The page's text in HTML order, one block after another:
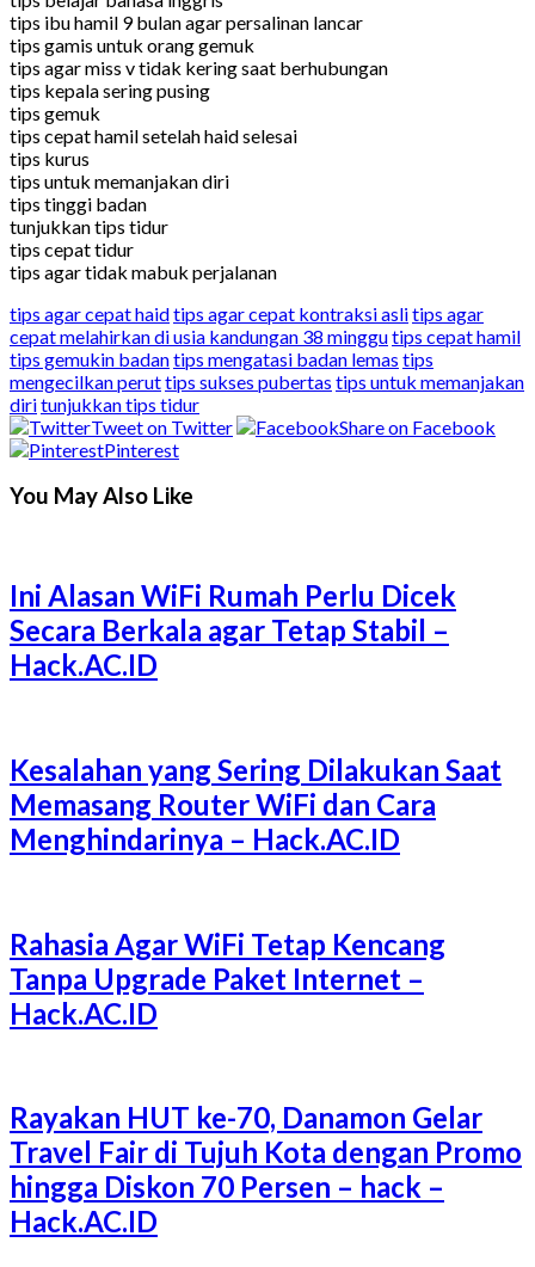
tips ibu hamil 9 bulan agar persalinan lancar
tips gamis untuk orang gemuk
tips agar miss v tidak kering saat berhubungan
tips kepala sering pusing
tips gemuk
tips cepat hamil setelah haid selesai
tips kurus
tips untuk memanjakan diri
tips tinggi badan
tunjukkan tips tidur
tips cepat tidur
tips agar tidak mabuk perjalanan
tips agar cepat haidtips agar cepat kontraksi aslitips agar
cepat melahirkan di usia kandungan 38 minggutips cepat hamil
tips gemukin badantips mengatasi badan lemas tips
mengecilkan peruttips sukses pubertas tips untuk memanjakan
diritunjukkan tips tidur
Tweet on Twitter
Share on Facebook
Pinterest
You May Also Like
Ini Alasan WiFi Rumah Perlu Dicek
Secara Berkala agar Tetap Stabil –
Hack.AC.ID
Kesalahan yang Sering Dilakukan Saat
Memasang Router WiFi dan Cara
Menghindarinya – Hack.AC.ID
Rahasia Agar WiFi Tetap Kencang
Tanpa Upgrade Paket Internet –
Hack.AC.ID
Rayakan HUT ke-70, Danamon Gelar
Travel Fair di Tujuh Kota dengan Promo
hingga Diskon 70 Persen – hack –
Hack.AC.ID